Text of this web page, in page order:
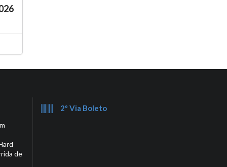
de
2º Via Boleto